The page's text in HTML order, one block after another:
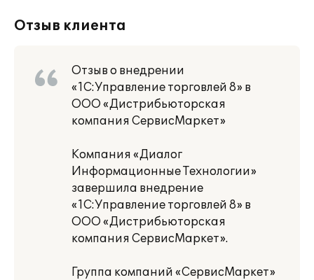
Отзыв клиента
Отзыв о внедрении
«1С:Управление торговлей 8» в
ООО «Дистрибьюторская
компания СервисМаркет»
Компания «Диалог
Информационные Технологии»
завершила внедрение
«1С:Управление торговлей 8» в
ООО «Дистрибьюторская
компания СервисМаркет».
Группа компаний «СервисМаркет»